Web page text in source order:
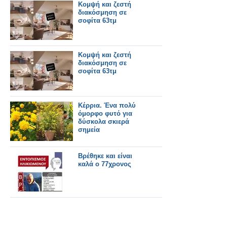
Κομψή και ζεστή
διακόσμηση σε
σοφίτα 63τμ
Κομψή και ζεστή
διακόσμηση σε
σοφίτα 63τμ
Κέρρια. Ένα πολύ
όμορφο φυτό για
δύσκολα σκιερά
σημεία
Βρέθηκε και είναι
καλά ο 77χρονος